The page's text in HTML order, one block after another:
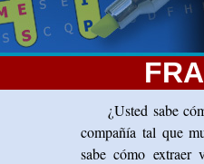
¿Usted sabe
compañía tal que
sabe cómo extraer